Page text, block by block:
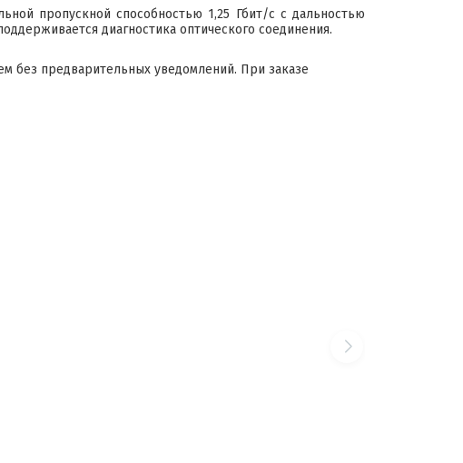
пропускной способностью 1,25 Гбит/с с дальностью
диагностика оптического соединения.
без предварительных уведомлений. При заказе